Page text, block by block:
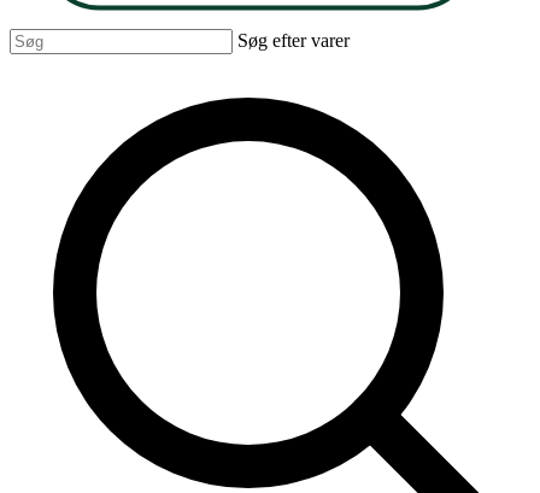
Søg efter varer